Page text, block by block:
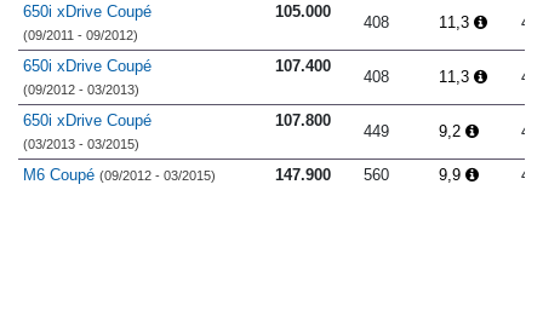
650i xDrive Coupé
(09/2011 - 09/2012)
105.000
408 11,3
650i xDrive Coupé
(09/2012 - 03/2013)
107.400
408 11,3
650i xDrive Coupé
(03/2013 - 03/2015)
107.800
449 9,2
M6 Coupé (09/2012 - 03/2015) 147.900 560 9,9